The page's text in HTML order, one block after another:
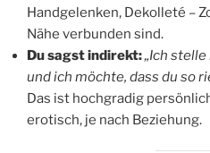
Handgelenken, Dekolleté –
Nähe verbunden sind.
Du sagst indirekt:„Ich
und ich möchte, dass du so
Das ist hochgradig
erotisch, je nach Beziehung.